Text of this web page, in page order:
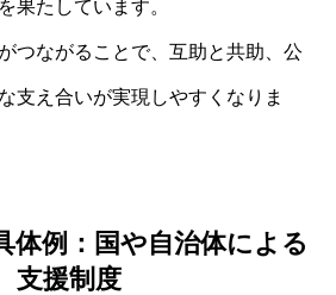
果たしています。
つながることで、互助と共助、公
支え合いが実現しやすくなりま
体例：国や自治体による
支援制度